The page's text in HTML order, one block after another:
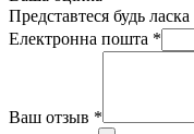
Представтеся будь ласка
Електронна пошта *
Ваш отзыв *